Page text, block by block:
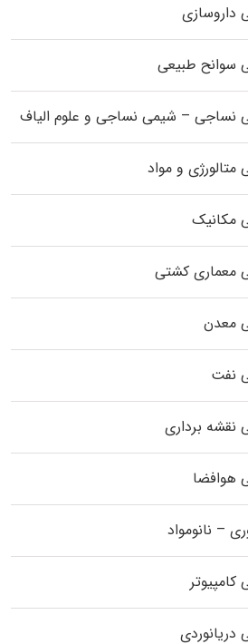
داروسازی
سوانح طبیعی
نساجی – شیمی نساجی و علوم الیاف
و مواد
مکانیک
معماری کشتی
معدن
نفت
نقشه برداری
هوافضا
– نانومواد